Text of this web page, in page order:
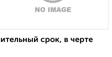
срок, в черте